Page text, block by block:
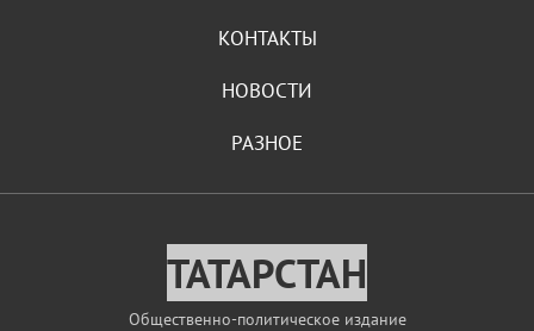
КОНТАКТЫ
НОВОСТИ
РАЗНОЕ
ТАТАРСТАН
Общественно-политическое издание